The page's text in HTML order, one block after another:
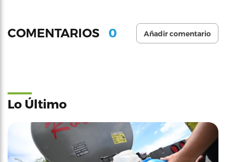
COMENTARIOS 0 Añadir comentario
Lo Último